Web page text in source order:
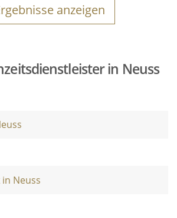
anzeigen
in Neuss
Neuss